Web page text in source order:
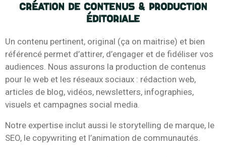
Création de contenus & production
éditoriale
Un contenu pertinent, original (ça on maitrise) et bien
référencé permet d’attirer, d’engager et de fidéliser vos
audiences. Nous assurons la production de contenus
pour le web et les réseaux sociaux : rédaction web,
articles de blog, vidéos, newsletters, infographies,
visuels et campagnes social media.
Notre expertise inclut aussi le storytelling de marque, le
SEO, le copywriting et l’animation de communautés.